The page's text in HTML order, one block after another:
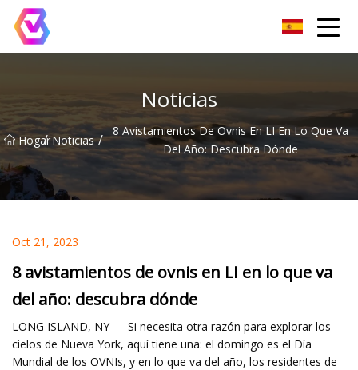
Noticias
Hogar
/ Noticias /
8 Avistamientos De Ovnis En LI En Lo Que Va
Del Año: Descubra Dónde
Oct 21, 2023
8 avistamientos de ovnis en LI en lo que va
del año: descubra dónde
LONG ISLAND, NY — Si necesita otra razón para explorar los
cielos de Nueva York, aquí tiene una: el domingo es el Día
Mundial de los OVNIs, y en lo que va del año, los residentes de